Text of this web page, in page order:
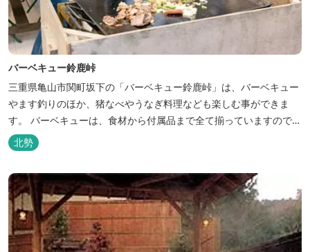
バーベキュー鈴鹿峠
三重県亀山市関町坂下の「バーベキュー鈴鹿峠」は、バーベキュー
やます釣りのほか、猪なべやうなぎ料理なども楽しむ事ができま
す。 バーベキューは、食材から付属品まで全て揃っていますので手
ぶらで楽しむ事ができますよ！釣り掘がありますので、釣ったその
場で味わえる「マス釣り」も人気です。 宿泊施設も完備していま
す！ご家族で、友人で、様々なイベントで、ぜひご利用ください。
北勢